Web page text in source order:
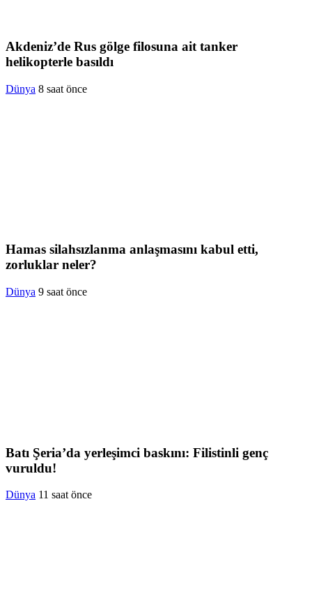
Akdeniz’de Rus gölge filosuna ait tanker
helikopterle basıldı
Dünya 8 saat önce
Hamas silahsızlanma anlaşmasını kabul etti,
zorluklar neler?
Dünya 9 saat önce
Batı Şeria’da yerleşimci baskını: Filistinli genç
vuruldu!
Dünya 11 saat önce